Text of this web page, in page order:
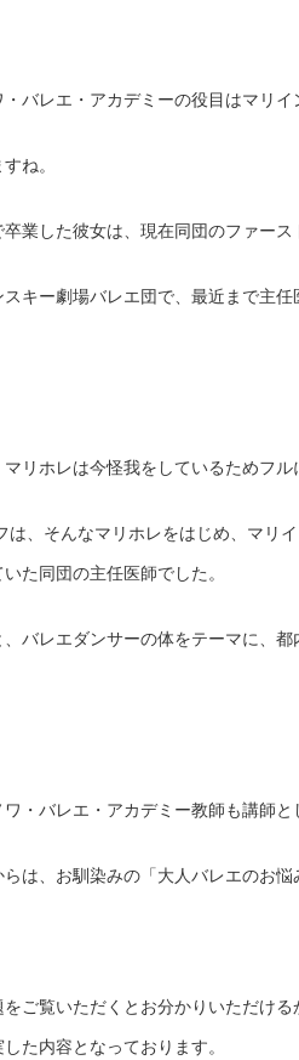
バレエ・アカデミーの役目はマリ
ね。
業した彼女は、現在同団のファース
スキー劇場バレエ団で、最近まで主
リホレは今怪我をしているためフル
は、そんなマリホレをはじめ、マリ
た同団の主任医師でした。
、バレエダンサーの体をテーマに、
・バレエ・アカデミー教師も講師と
は、お馴染みの「大人バレエのお悩
ご覧いただくとお分かりいただけ
た内容となっております。